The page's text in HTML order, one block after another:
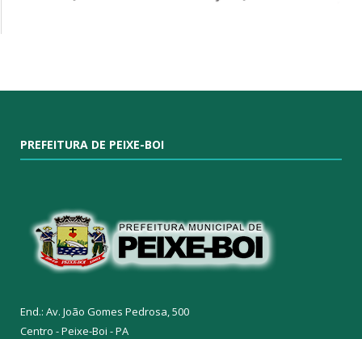
PREFEITURA DE PEIXE-BOI
End.: Av. João Gomes Pedrosa, 500
Centro - Peixe-Boi - PA